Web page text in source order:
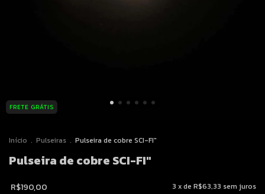
FRETE GRÁTIS
Início . Pulseiras . Pulseira de cobre SCI-FI"
Pulseira de cobre SCI-FI"
R$190,00 3 x de R$63,33 sem juros